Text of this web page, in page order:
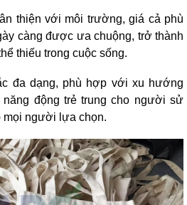
thiện với môi trường, giá cả phù
càng được ưa chuộng, trở thành
thiếu trong cuộc sống.
đa dạng, phù hợp với xu hướng
động trẻ trung cho người sử
mọi người lựa chọn.